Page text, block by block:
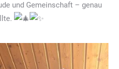
und Gemeinschaft – genau